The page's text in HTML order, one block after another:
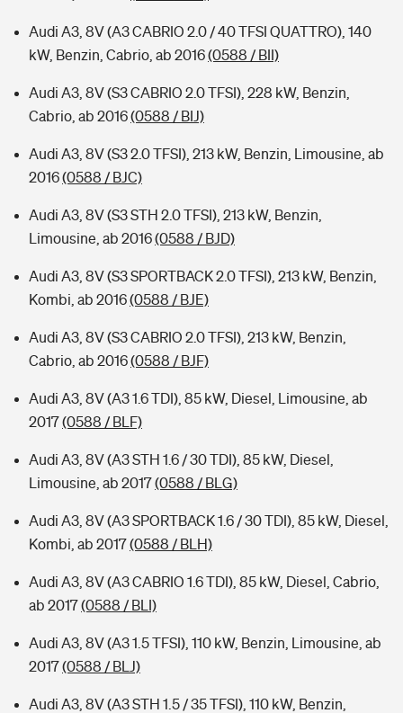
Audi A3, 8V (A3 CABRIO 2.0 / 40 TFSI QUATTRO), 140
kW, Benzin, Cabrio, ab 2016(0588 / BII)
Audi A3, 8V (S3 CABRIO 2.0 TFSI), 228 kW, Benzin,
Cabrio, ab 2016(0588 / BIJ)
Audi A3, 8V (S3 2.0 TFSI), 213 kW, Benzin, Limousine, ab
2016(0588 / BJC)
Audi A3, 8V (S3 STH 2.0 TFSI), 213 kW, Benzin,
Limousine, ab 2016(0588 / BJD)
Audi A3, 8V (S3 SPORTBACK 2.0 TFSI), 213 kW, Benzin,
Kombi, ab 2016(0588 / BJE)
Audi A3, 8V (S3 CABRIO 2.0 TFSI), 213 kW, Benzin,
Cabrio, ab 2016(0588 / BJF)
Audi A3, 8V (A3 1.6 TDI), 85 kW, Diesel, Limousine, ab
2017(0588 / BLF)
Audi A3, 8V (A3 STH 1.6 / 30 TDI), 85 kW, Diesel,
Limousine, ab 2017(0588 / BLG)
Audi A3, 8V (A3 SPORTBACK 1.6 / 30 TDI), 85 kW, Diesel,
Kombi, ab 2017(0588 / BLH)
Audi A3, 8V (A3 CABRIO 1.6 TDI), 85 kW, Diesel, Cabrio,
ab 2017(0588 / BLI)
Audi A3, 8V (A3 1.5 TFSI), 110 kW, Benzin, Limousine, ab
2017(0588 / BLJ)
Audi A3, 8V (A3 STH 1.5 / 35 TFSI), 110 kW, Benzin,